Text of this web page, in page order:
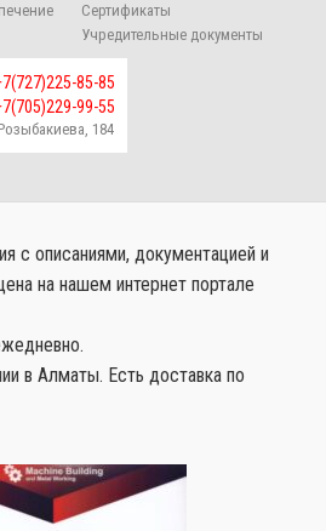
Сертификаты
Учредительные документы
85-85
99-55
184
с описаниями, документацией и
на нашем интернет портале
в Алматы. Есть доставка по